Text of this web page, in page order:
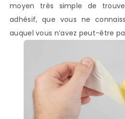
moyen très simple de
adhésif, que vous ne
auquel vous n’avez peut-être